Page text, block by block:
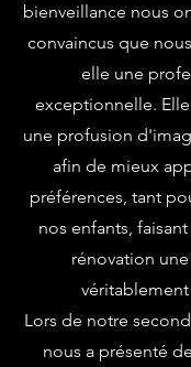
bienveillance nous
convaincus que
elle une
exceptionnelle.
une profusion
afin de mieux
préférences, tant
nos enfants,
rénovation
Lors de notre
nous a présenté